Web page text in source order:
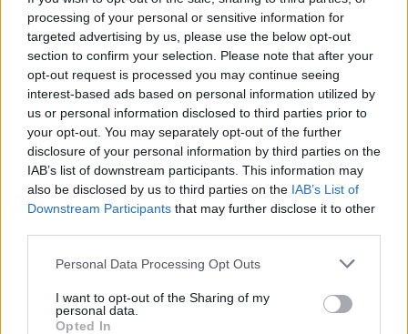
processing of your personal or sensitive information for
targeted advertising by us, please use the below opt-out
section to confirm your selection. Please note that after your
opt-out request is processed you may continue seeing
interest-based ads based on personal information utilized by
us or personal information disclosed to third parties prior to
your opt-out. You may separately opt-out of the further
disclosure of your personal information by third parties on the
IAB’s list of downstream participants. This information may
also be disclosed by us to third parties on the IAB’s List of
Downstream Participants that may further disclose it to other
Personal Data Processing Opt Outs
I want to opt-out of the Sharing of my
personal data.
Opted In